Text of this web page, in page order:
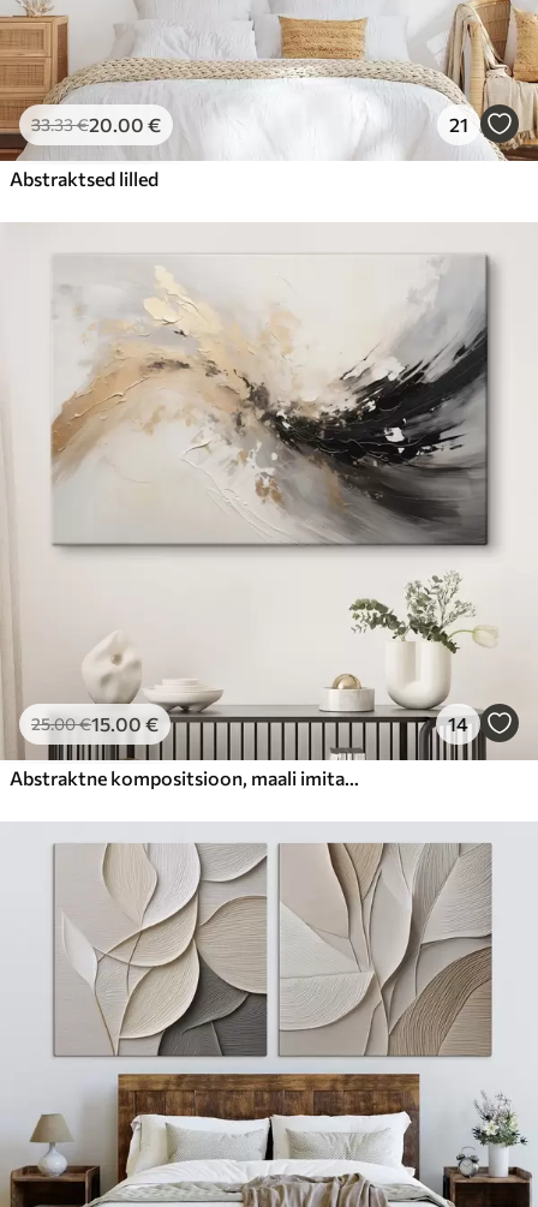
33.33€20.00 € 21
Abstraktsed lilled
25.00€15.00 € 14
Abstraktne kompositsioon, maali imitatsioon